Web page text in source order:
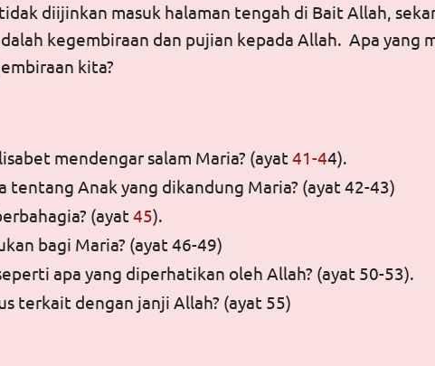
diijinkan masuk halaman tengah di Bait Allah,
kegembiraan dan pujian kepada Allah. Apa yang
kita?
mendengar salam Maria? (ayat 41-44).
tentang Anak yang dikandung Maria? (ayat 42-43)
(ayat 45).
bagi Maria? (ayat 46-49)
apa yang diperhatikan oleh Allah? (ayat 50-53).
terkait dengan janji Allah? (ayat 55)